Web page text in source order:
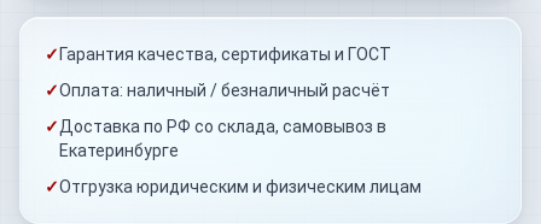
✓ Гарантия качества, сертификаты и ГОСТ
✓Оплата: наличный / безналичный расчёт
✓Доставка по РФ со склада, самовывоз в
Екатеринбурге
✓Отгрузка юридическим и физическим лицам